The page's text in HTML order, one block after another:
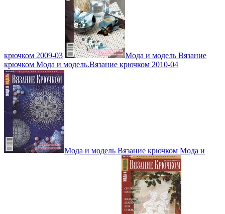
крючком 2009-03
Мода и модель Вязание
крючком Мода и модель.Вязание крючком 2010-04
Мода и модель Вязание крючком Мода и